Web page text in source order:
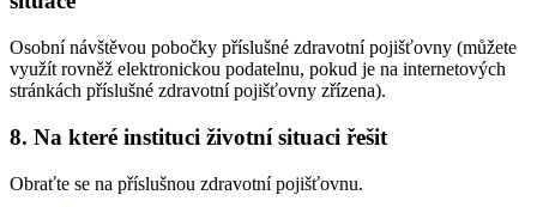
Osobní návštěvou pobočky příslušné zdravotní pojišťovny (můžete
využít rovněž elektronickou podatelnu, pokud je na internetových
stránkách příslušné zdravotní pojišťovny zřízena).
8. Na které instituci životní situaci řešit
Obraťte se na příslušnou zdravotní pojišťovnu.